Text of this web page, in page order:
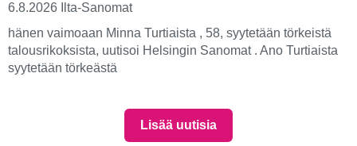
6.8.2026 Ilta-Sanomat
hänen vaimoaan Minna Turtiaista , 58, syytetään törkeistä
talousrikoksista, uutisoi Helsingin Sanomat . Ano Turtiaista
syytetään törkeästä
Lisää uutisia